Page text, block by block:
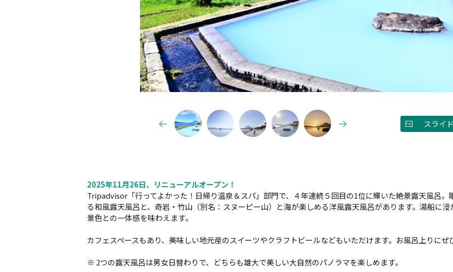
スライ
2025年11月26日、リニューアルオープン！
Tripadvisor「行ってよかった！日帰り温泉＆スパ」部門で、４年連続５回目の1位に輝いた絶景露天風呂
る和風露天風呂と、奇岩・竹山（別名：スヌーピー山）と海が楽しめる洋風露天風呂があります。湯船に
景色との一体感を味わえます。
カフェスペースもあり、美味しい地元産のスイーツやクラフトビールなどもいただけます。お風呂上りにぜ
※ 2つの露天風呂は男女日替わりで、どちらも雄大で美しい大自然のパノラマを楽しめます。